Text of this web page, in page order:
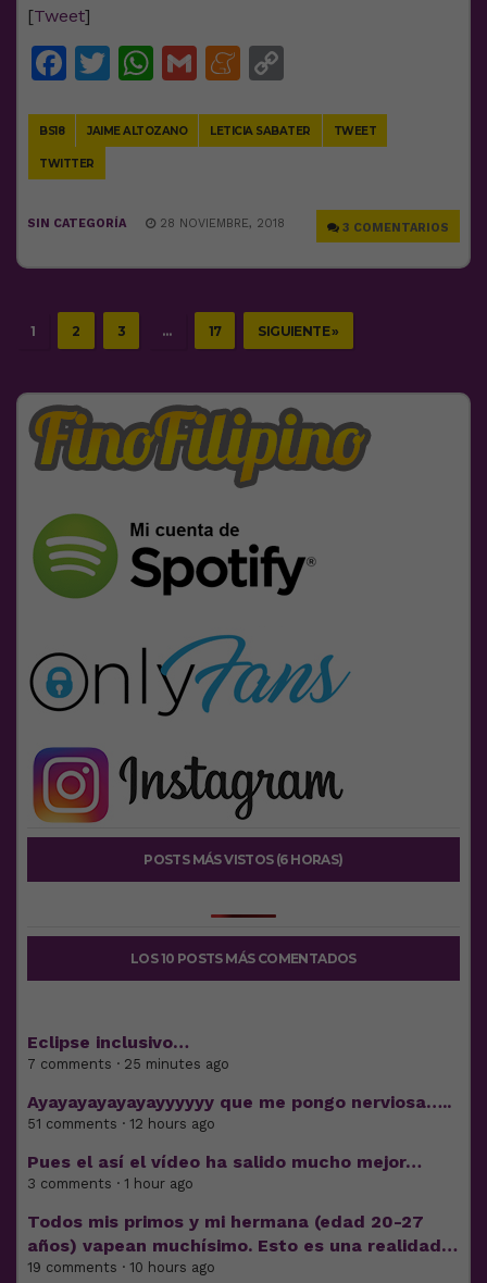
[Tweet]
Facebook
Twitter
WhatsApp
GmailMeneame
BS18 JAIME ALTOZANO LETICIA SABATER TWEET
TWITTER
3 COMENTARIOS
SIN CATEGORÍA 28 NOVIEMBRE, 2018
1 2 3 … 17 SIGUIENTE »
POSTS MÁS VISTOS (6 HORAS)
LOS 10 POSTS MÁS COMENTADOS
Eclipse inclusivo…
7 comments · 25 minutes ago
Ayayayayayayayyyyyy que me pongo nerviosa…..
51 comments · 12 hours ago
Pues el así el vídeo ha salido mucho mejor…
3 comments · 1 hour ago
Todos mis primos y mi hermana (edad 20-27
años) vapean muchísimo. Esto es una realidad…
19 comments · 10 hours ago